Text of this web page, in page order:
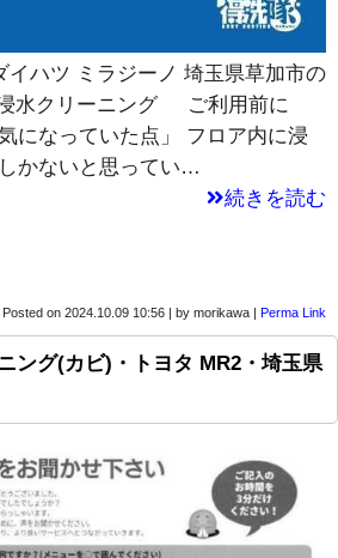
イハツ ミラジーノ 埼玉県草加市の
水クリーニング ご利用前に
になっていた点」 フロア内に浸
かないと思ってい…
続きを読む
Posted on 2024.10.09 10:56 | by morikawa | Perma Link
ング(カビ)・トヨタ MR2・埼玉県